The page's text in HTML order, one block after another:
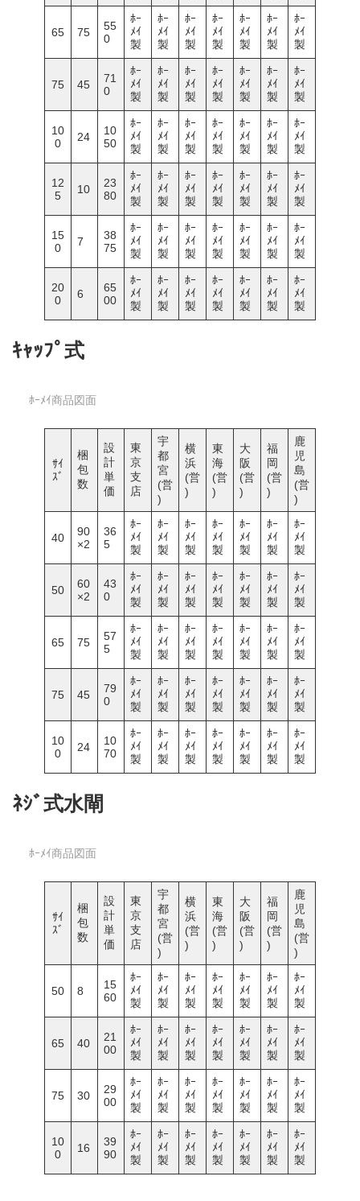
65 75
55
0
ﾎｰ
ﾒｲ
製
ﾎｰ
ﾒｲ
製
ﾎｰ
ﾒｲ
製
ﾎｰ
ﾒｲ
製
ﾎｰ
ﾒｲ
製
ﾎｰ
ﾒｲ
製
ﾎｰ
ﾒｲ
製
75 45
71
0
ﾎｰ
ﾒｲ
製
ﾎｰ
ﾒｲ
製
ﾎｰ
ﾒｲ
製
ﾎｰ
ﾒｲ
製
ﾎｰ
ﾒｲ
製
ﾎｰ
ﾒｲ
製
ﾎｰ
ﾒｲ
製
10
0
24
10
50
ﾎｰ
ﾒｲ
製
ﾎｰ
ﾒｲ
製
ﾎｰ
ﾒｲ
製
ﾎｰ
ﾒｲ
製
ﾎｰ
ﾒｲ
製
ﾎｰ
ﾒｲ
製
ﾎｰ
ﾒｲ
製
12
5
10
23
80
ﾎｰ
ﾒｲ
製
ﾎｰ
ﾒｲ
製
ﾎｰ
ﾒｲ
製
ﾎｰ
ﾒｲ
製
ﾎｰ
ﾒｲ
製
ﾎｰ
ﾒｲ
製
ﾎｰ
ﾒｲ
製
15
0
7
38
75
ﾎｰ
ﾒｲ
製
ﾎｰ
ﾒｲ
製
ﾎｰ
ﾒｲ
製
ﾎｰ
ﾒｲ
製
ﾎｰ
ﾒｲ
製
ﾎｰ
ﾒｲ
製
ﾎｰ
ﾒｲ
製
20
0
6
65
00
ﾎｰ
ﾒｲ
製
ﾎｰ
ﾒｲ
製
ﾎｰ
ﾒｲ
製
ﾎｰ
ﾒｲ
製
ﾎｰ
ﾒｲ
製
ﾎｰ
ﾒｲ
製
ﾎｰ
ﾒｲ
製
ｷｬｯﾌﾟ式
ﾎｰﾒｲ商品図面
ｻｲ
ｽﾞ
梱
包
数
設
計
単
価
東
京
支
店
宇
都
宮
(営
)
横
浜
(営
)
東
海
(営
)
大
阪
(営
)
福
岡
(営
)
鹿
児
島
(営
)
40
90
×2
36
5
ﾎｰ
ﾒｲ
製
ﾎｰ
ﾒｲ
製
ﾎｰ
ﾒｲ
製
ﾎｰ
ﾒｲ
製
ﾎｰ
ﾒｲ
製
ﾎｰ
ﾒｲ
製
ﾎｰ
ﾒｲ
製
50
60
×2
43
0
ﾎｰ
ﾒｲ
製
ﾎｰ
ﾒｲ
製
ﾎｰ
ﾒｲ
製
ﾎｰ
ﾒｲ
製
ﾎｰ
ﾒｲ
製
ﾎｰ
ﾒｲ
製
ﾎｰ
ﾒｲ
製
65 75
57
5
ﾎｰ
ﾒｲ
製
ﾎｰ
ﾒｲ
製
ﾎｰ
ﾒｲ
製
ﾎｰ
ﾒｲ
製
ﾎｰ
ﾒｲ
製
ﾎｰ
ﾒｲ
製
ﾎｰ
ﾒｲ
製
75 45
79
0
ﾎｰ
ﾒｲ
製
ﾎｰ
ﾒｲ
製
ﾎｰ
ﾒｲ
製
ﾎｰ
ﾒｲ
製
ﾎｰ
ﾒｲ
製
ﾎｰ
ﾒｲ
製
ﾎｰ
ﾒｲ
製
10
0
24
10
70
ﾎｰ
ﾒｲ
製
ﾎｰ
ﾒｲ
製
ﾎｰ
ﾒｲ
製
ﾎｰ
ﾒｲ
製
ﾎｰ
ﾒｲ
製
ﾎｰ
ﾒｲ
製
ﾎｰ
ﾒｲ
製
ﾈｼﾞ式水閘
ﾎｰﾒｲ商品図面
ｻｲ
ｽﾞ
梱
包
数
設
計
単
価
東
京
支
店
宇
都
宮
(営
)
横
浜
(営
)
東
海
(営
)
大
阪
(営
)
福
岡
(営
)
鹿
児
島
(営
)
50 8
15
60
ﾎｰ
ﾒｲ
製
ﾎｰ
ﾒｲ
製
ﾎｰ
ﾒｲ
製
ﾎｰ
ﾒｲ
製
ﾎｰ
ﾒｲ
製
ﾎｰ
ﾒｲ
製
ﾎｰ
ﾒｲ
製
65 40
21
00
ﾎｰ
ﾒｲ
製
ﾎｰ
ﾒｲ
製
ﾎｰ
ﾒｲ
製
ﾎｰ
ﾒｲ
製
ﾎｰ
ﾒｲ
製
ﾎｰ
ﾒｲ
製
ﾎｰ
ﾒｲ
製
75 30
29
00
ﾎｰ
ﾒｲ
製
ﾎｰ
ﾒｲ
製
ﾎｰ
ﾒｲ
製
ﾎｰ
ﾒｲ
製
ﾎｰ
ﾒｲ
製
ﾎｰ
ﾒｲ
製
ﾎｰ
ﾒｲ
製
10
0
16
39
90
ﾎｰ
ﾒｲ
製
ﾎｰ
ﾒｲ
製
ﾎｰ
ﾒｲ
製
ﾎｰ
ﾒｲ
製
ﾎｰ
ﾒｲ
製
ﾎｰ
ﾒｲ
製
ﾎｰ
ﾒｲ
製